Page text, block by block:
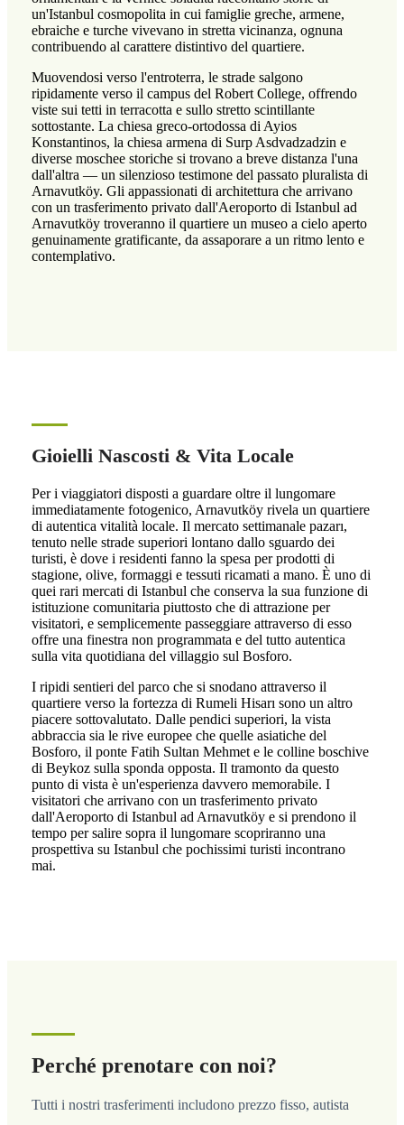
un'Istanbul cosmopolita in cui famiglie greche, armene,
ebraiche e turche vivevano in stretta vicinanza, ognuna
contribuendo al carattere distintivo del quartiere.
Muovendosi verso l'entroterra, le strade salgono
ripidamente verso il campus del Robert College, offrendo
viste sui tetti in terracotta e sullo stretto scintillante
sottostante. La chiesa greco-ortodossa di Ayios
Konstantinos, la chiesa armena di Surp Asdvadzadzin e
diverse moschee storiche si trovano a breve distanza l'una
dall'altra — un silenzioso testimone del passato pluralista di
Arnavutköy. Gli appassionati di architettura che arrivano
con un trasferimento privato dall'Aeroporto di Istanbul ad
Arnavutköy troveranno il quartiere un museo a cielo aperto
genuinamente gratificante, da assaporare a un ritmo lento e
contemplativo.
Gioielli Nascosti & Vita Locale
Per i viaggiatori disposti a guardare oltre il lungomare
immediatamente fotogenico, Arnavutköy rivela un quartiere
di autentica vitalità locale. Il mercato settimanale pazarı,
tenuto nelle strade superiori lontano dallo sguardo dei
turisti, è dove i residenti fanno la spesa per prodotti di
stagione, olive, formaggi e tessuti ricamati a mano. È uno di
quei rari mercati di Istanbul che conserva la sua funzione di
istituzione comunitaria piuttosto che di attrazione per
visitatori, e semplicemente passeggiare attraverso di esso
offre una finestra non programmata e del tutto autentica
sulla vita quotidiana del villaggio sul Bosforo.
I ripidi sentieri del parco che si snodano attraverso il
quartiere verso la fortezza di Rumeli Hisarı sono un altro
piacere sottovalutato. Dalle pendici superiori, la vista
abbraccia sia le rive europee che quelle asiatiche del
Bosforo, il ponte Fatih Sultan Mehmet e le colline boschive
di Beykoz sulla sponda opposta. Il tramonto da questo
punto di vista è un'esperienza davvero memorabile. I
visitatori che arrivano con un trasferimento privato
dall'Aeroporto di Istanbul ad Arnavutköy e si prendono il
tempo per salire sopra il lungomare scopriranno una
prospettiva su Istanbul che pochissimi turisti incontrano
mai.
Perché prenotare con noi?
Tutti i nostri trasferimenti includono prezzo fisso, autista